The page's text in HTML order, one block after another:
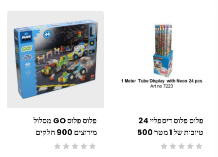
פלוס פלוס דיספליי 24
טיובות של 1 מטר 500
חלקים
פלוס פלוס GO מסלול
מירוצים 900 חלקים